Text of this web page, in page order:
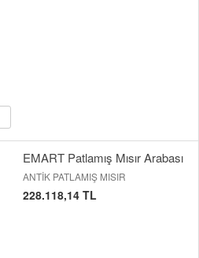
EMART Patlamış Mısır Arabası
ANTİK PATLAMIŞ MISIR
228.118,14 TL